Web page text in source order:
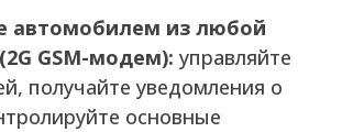
автомобилем из любой
GSM-модем): управляйте
получайте уведомления о
основные